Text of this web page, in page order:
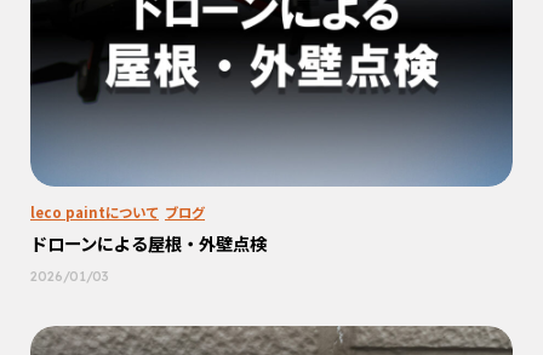
leco paintについて ブログ
ドローンによる屋根・外壁点検
2026/01/03